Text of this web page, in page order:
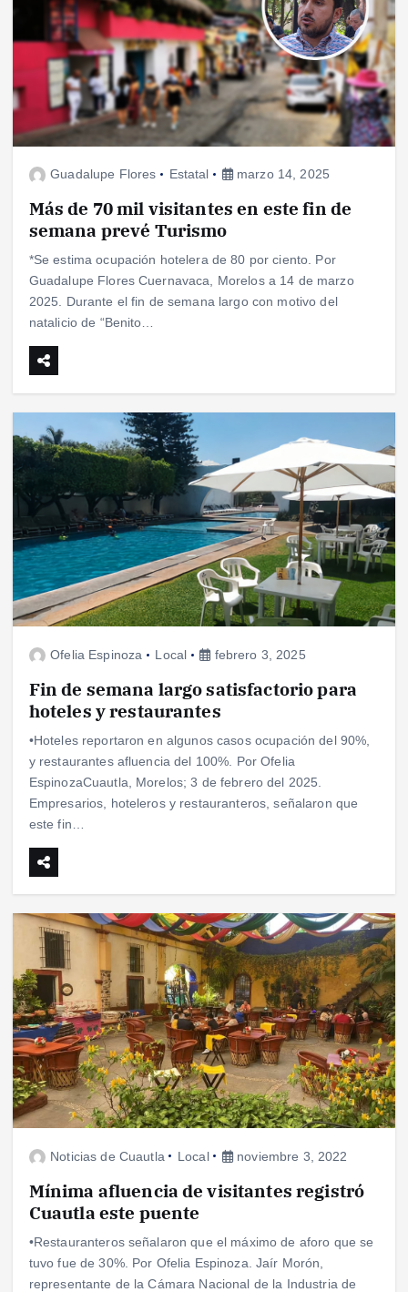
Guadalupe Flores Estatal marzo 14, 2025
Más de 70 mil visitantes en este fin de
semana prevé Turismo
*Se estima ocupación hotelera de 80 por ciento. Por
Guadalupe Flores Cuernavaca, Morelos a 14 de marzo
2025. Durante el fin de semana largo con motivo del
natalicio de “Benito…
Ofelia Espinoza Local febrero 3, 2025
Fin de semana largo satisfactorio para
hoteles y restaurantes
•Hoteles reportaron en algunos casos ocupación del 90%,
y restaurantes afluencia del 100%. Por Ofelia
EspinozaCuautla, Morelos; 3 de febrero del 2025.
Empresarios, hoteleros y restauranteros, señalaron que
este fin…
Noticias de Cuautla Local noviembre 3, 2022
Mínima afluencia de visitantes registró
Cuautla este puente
•Restauranteros señalaron que el máximo de aforo que se
tuvo fue de 30%. Por Ofelia Espinoza. Jaír Morón,
representante de la Cámara Nacional de la Industria de